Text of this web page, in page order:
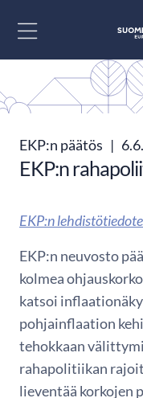
EKP:n päätös |
EKP:n
EKP:n
EKP:n neuvosto
kolmea
katsoi
pohjainflaation
tehokkaan
rahapolitiikan
lieventää korkojen